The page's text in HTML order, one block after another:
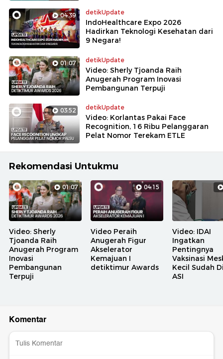
04:39 detikUpdate
IndoHealthcare Expo 2026
Hadirkan Teknologi Kesehatan dari
9 Negara!
01:07 detikUpdate
Video: Sherly Tjoanda Raih
Anugerah Program Inovasi
Pembangunan Terpuji
03:52 detikUpdate
Video: Korlantas Pakai Face
Recognition, 16 Ribu Pelanggaran
Pelat Nomor Terekam ETLE
Rekomendasi Untukmu
01:07
Video: Sherly
Tjoanda Raih
Anugerah Program
Inovasi
Pembangunan
Terpuji
04:15
Video Peraih
Anugerah Figur
Akselerator
Kemajuan I
detiktimur Awards
Video: IDAI
Ingatkan
Pentingnya
Vaksinasi
Kecil Sudah
ASI